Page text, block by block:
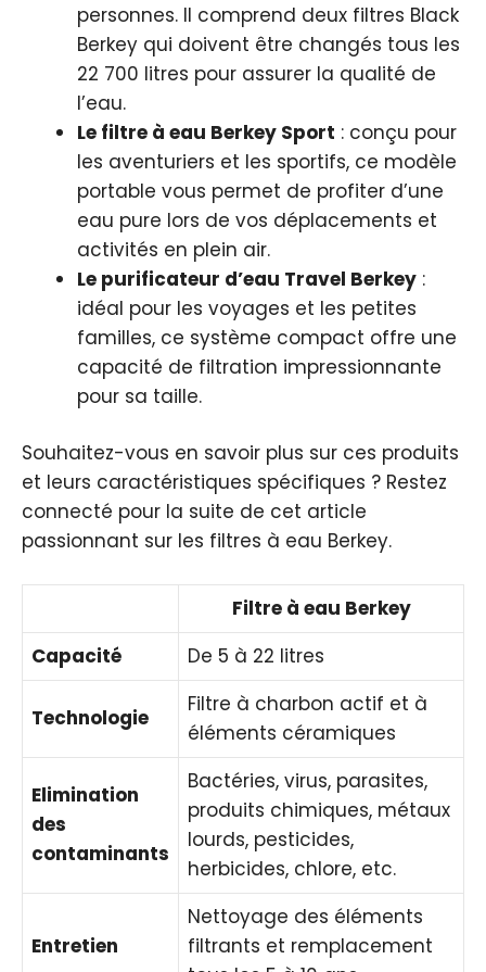
personnes. Il comprend deux filtres Black
Berkey qui doivent être changés tous les
22 700 litres pour assurer la qualité de
l’eau.
Le filtre à eau Berkey Sport : conçu pour
les aventuriers et les sportifs, ce modèle
portable vous permet de profiter d’une
eau pure lors de vos déplacements et
activités en plein air.
Le purificateur d’eau Travel Berkey :
idéal pour les voyages et les petites
familles, ce système compact offre une
capacité de filtration impressionnante
pour sa taille.
Souhaitez-vous en savoir plus sur ces produits
et leurs caractéristiques spécifiques ? Restez
connecté pour la suite de cet article
passionnant sur les filtres à eau Berkey.
Filtre à eau Berkey
Capacité
De 5 à 22 litres
Technologie
Filtre à charbon actif et à
éléments céramiques
Elimination
des
contaminants
Bactéries, virus, parasites,
produits chimiques, métaux
lourds, pesticides,
herbicides, chlore, etc.
Entretien
Nettoyage des éléments
filtrants et remplacement